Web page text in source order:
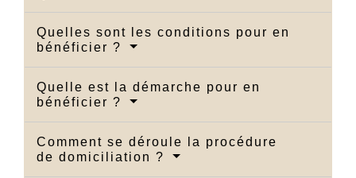
Quelles sont les conditions pour en
bénéficier ?
Quelle est la démarche pour en
bénéficier ?
Comment se déroule la procédure
de domiciliation ?